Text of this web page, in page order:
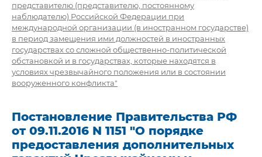
представителю (представителю, постоянному
наблюдателю) Российской Федерации при
международной организации (в иностранном государстве)
в период замещения ими должностей в иностранных
государствах со сложной общественно-политической
обстановкой и в государствах, которые находятся в
условиях чрезвычайного положения или в состоянии
вооруженного конфликта"
Постановление Правительства РФ
от 09.11.2016 N 1151 "О порядке
предоставления дополнительных